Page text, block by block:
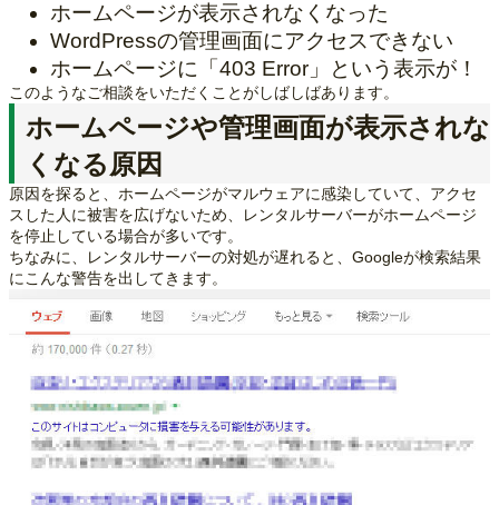
ホームページが表示されなくなった
WordPressの管理画面にアクセスできない
ホームページに「403 Error」という表示が！
このようなご相談をいただくことがしばしばあります。
ホームページや管理画面が表示されな
くなる原因
原因を探ると、ホームページがマルウェアに感染していて、アクセ
スした人に被害を広げないため、レンタルサーバーがホームページ
を停止している場合が多いです。
ちなみに、レンタルサーバーの対処が遅れると、Googleが検索結果
にこんな警告を出してきます。